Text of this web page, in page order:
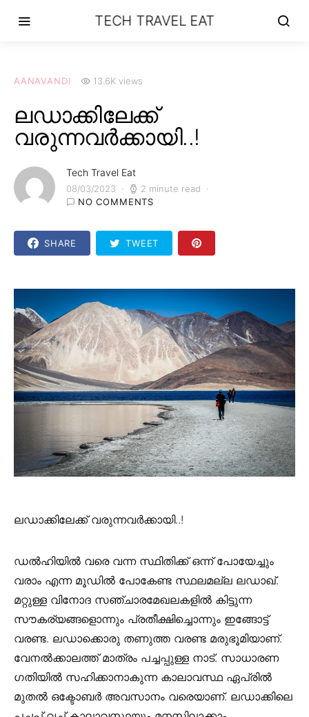
TECH TRAVEL EAT
AANAVANDI 13.6K views
ലഡാക്കിലേക്ക്
വരുന്നവർക്കായി..!
Tech Travel Eat
08/03/2023
2 minute read
NO COMMENTS
SHARE TWEET
ലഡാക്കിലേക്ക് വരുന്നവർക്കായി..!
ഡൽഹിയിൽ വരെ വന്ന സ്ഥിതിക്ക് ഒന്ന് പോയേച്ചും
വരാം എന്ന മൂഡിൽ പോകേണ്ട സ്ഥലമല്ല ലഡാഖ്.
മറ്റുള്ള വിനോദ സഞ്ചാരമേഖലകളിൽ കിട്ടുന്ന
സൗകര്യങ്ങളൊന്നും പ്രതീക്ഷിച്ചൊന്നും ഇങ്ങോട്ട്
വരണ്ട. ലഡാക്കൊരു തണുത്ത വരണ്ട മരുഭൂമിയാണ്.
വേനൽക്കാലത്ത് മാത്രം പച്ചപ്പുള്ള നാട്. സാധാരണ
ഗതിയിൽ സഹിക്കാനാകുന്ന കാലാവസ്ഥ ഏപ്രിൽ
മുതൽ ഒക്ടോബർ അവസാനം വരെയാണ്. ലഡാക്കിലെ